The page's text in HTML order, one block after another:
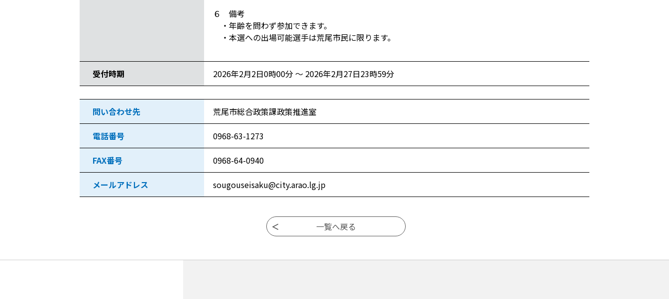
６ 備考
・年齢を問わず参加できます。
・本選への出場可能選手は荒尾市民に限ります。
受付時期 2026年2月2日0時00分 ～ 2026年2月27日23時59分
問い合わせ先 荒尾市総合政策課政策推進室
電話番号 0968-63-1273
FAX番号 0968-64-0940
メールアドレス sougouseisaku@city.arao.lg.jp